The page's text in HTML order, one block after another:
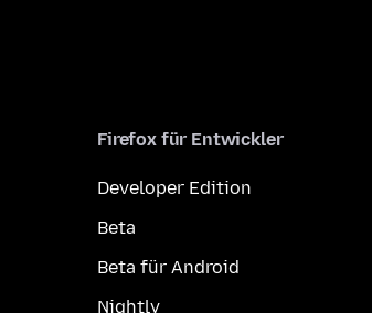
Firefox für Entwickler
Developer Edition
Beta
Beta für Android
Nightly